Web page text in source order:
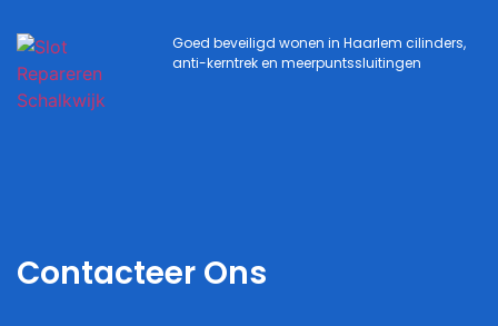
Goed beveiligd wonen in Haarlem cilinders,
anti-kerntrek en meerpuntssluitingen
Contacteer Ons